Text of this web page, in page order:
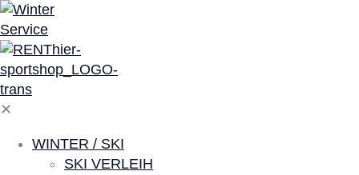
✕
WINTER / SKI
SKI VERLEIH